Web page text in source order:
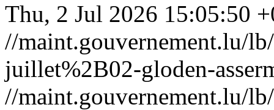
Thu, 2 Jul 2026 15:05:50
//maint.gouvernement.lu/
juillet%2B02-gloden-
//maint.gouvernement.lu/